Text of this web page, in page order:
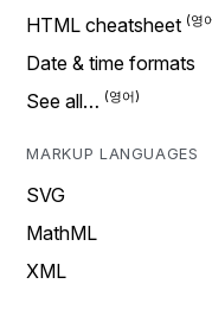
HTML cheatsheet
Date & time formats
See all…
MARKUP LANGUAGES
SVG
MathML
XML